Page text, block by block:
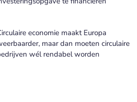
economie maakt Europa
maar dan moeten circulaire
wél rendabel worden